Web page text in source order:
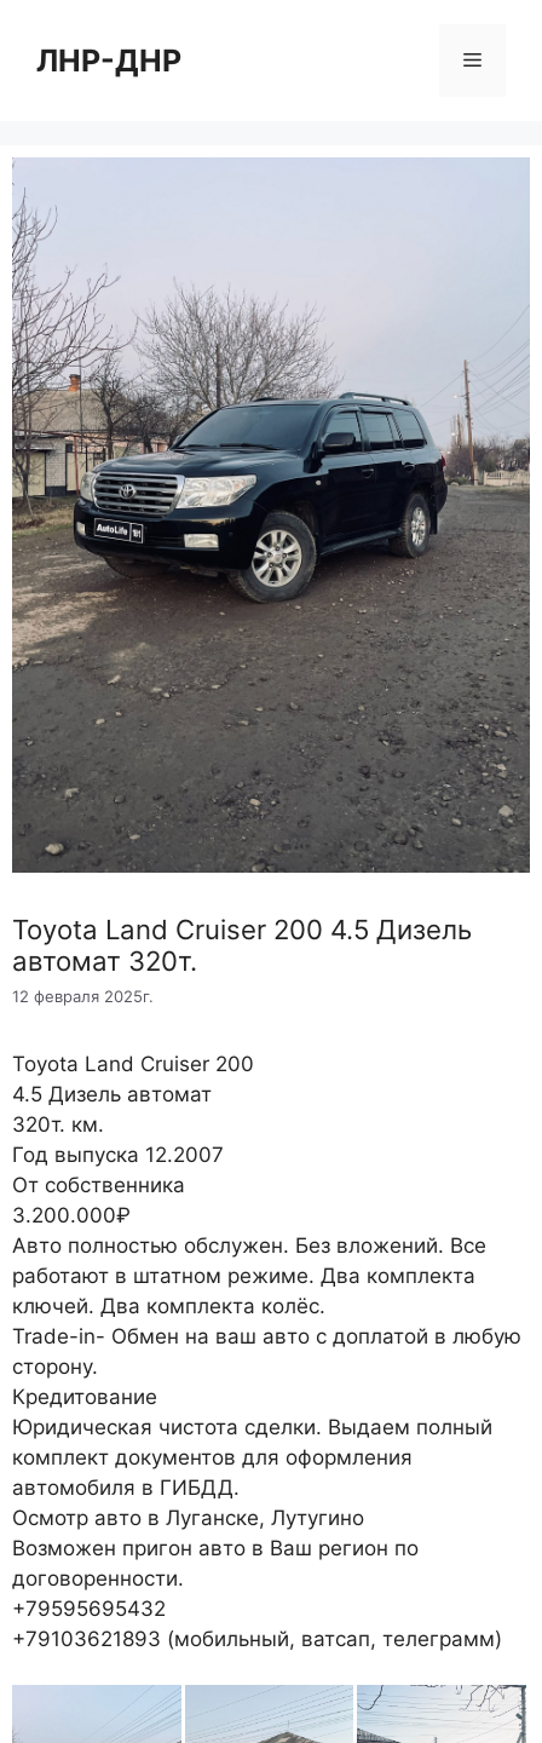
содержимому
ЛНР-ДНР Меню
Toyota Land Cruiser 200 4.5 Дизель
автомат 320т.
12 февраля 2025г.
Toyota Land Cruiser 200
4.5 Дизель автомат
320т. км.
Год выпуска 12.2007
От собственника
3.200.000₽
Авто полностью обслужен. Без вложений. Все
работают в штатном режиме. Два комплекта
ключей. Два комплекта колёс.
Trade-in- Обмен на ваш авто с доплатой в любую
сторону.
Кредитование
Юридическая чистота сделки. Выдаем полный
комплект документов для оформления
автомобиля в ГИБДД.
Осмотр авто в Луганске, Лутугино
Возможен пригон авто в Ваш регион по
договоренности.
+79595695432
+79103621893 (мобильный, ватсап, телеграмм)